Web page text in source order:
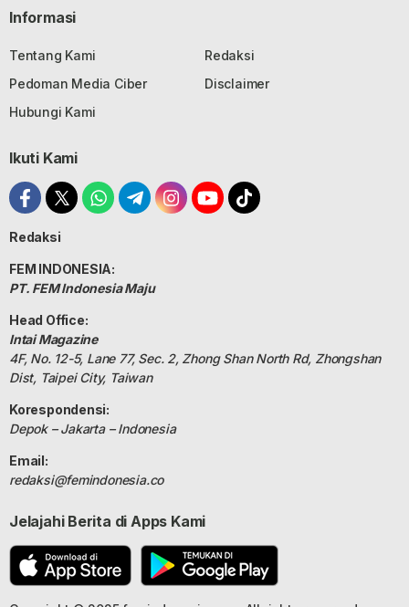
Informasi
Tentang Kami
Redaksi
Pedoman Media Ciber
Disclaimer
Hubungi Kami
Ikuti Kami
Redaksi
FEM INDONESIA:
PT. FEM Indonesia Maju
Head Office:
Intai Magazine
4F, No. 12-5, Lane 77, Sec. 2, Zhong Shan North Rd, Zhongshan
Dist, Taipei City, Taiwan
Korespondensi:
Depok – Jakarta – Indonesia
Email:
redaksi@femindonesia.co
Jelajahi Berita di Apps Kami